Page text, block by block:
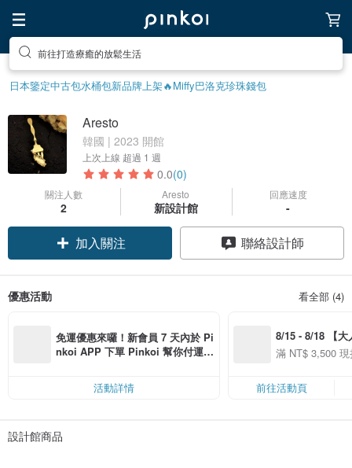
前往打造療癒的放鬆生活
日本鑒定中古包水桶包新品牌上架🔥Miffy巴洛克珍珠錢包
Aresto
韓國 | 2023 開館
上次上線 超過 1 週
0.0(0)
關注人數
2
Aresto
新設計館
回應速度
-
加入關注 聯絡設計師
優惠活動 看全部 (4)
免運優惠來囉！新會員 7 天內於 Pi
nkoi APP 下單 Pinkoi 幫你付運
活動詳情
8/15 - 8/18 【大
季】滿
50
滿 NT$ 3,500
前往活動頁
設計館商品